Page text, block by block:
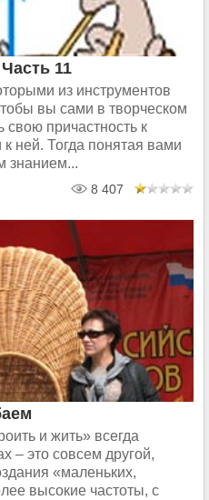
11
из инструментов
вы сами в творческом
свою причастность к
ней. Тогда понятая вами
знанием...
8 407
и жить» всегда
– это совсем другой,
«маленьких,
высокие частоты, с